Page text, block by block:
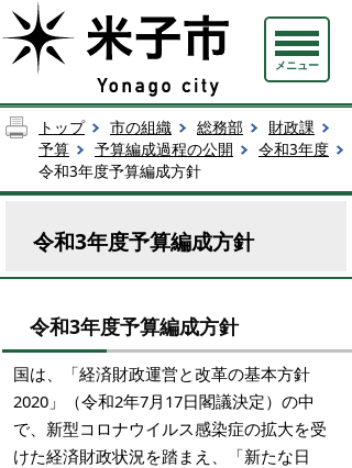
メニュー
トップ 市の組織 総務部
財政課
予算
予算編成過程の公開
令和3年度
令和3年度予算編成方針
令和3年度予算編成方針
令和3年度予算編成方針
国は、「経済財政運営と改革の基本方針
2020」（令和2年7月17日閣議決定）の中
で、新型コロナウイルス感染症の拡大を受
けた経済財政状況を踏まえ、「新たな日